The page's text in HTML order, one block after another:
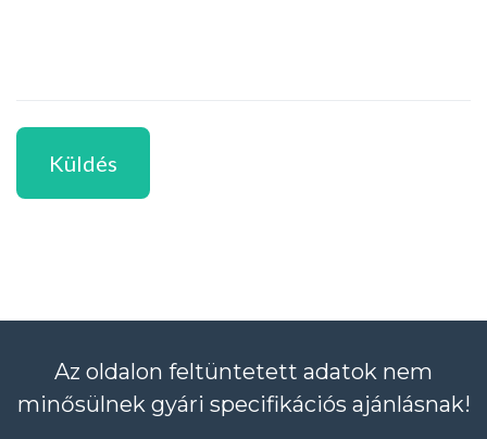
Küldés
Az oldalon feltüntetett adatok nem
minősülnek gyári specifikációs ajánlásnak!